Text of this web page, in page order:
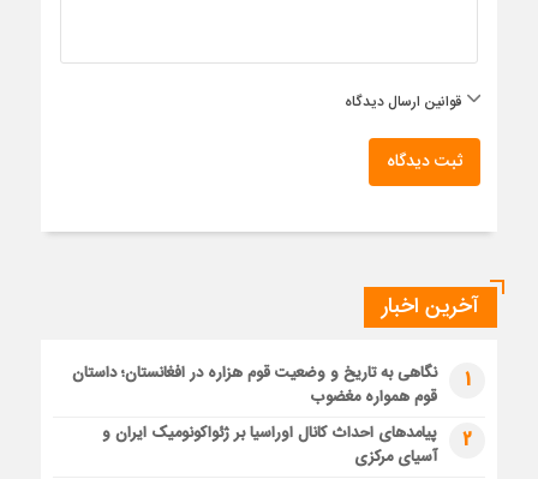
قوانین ارسال دیدگاه
ثبت دیدگاه
آخرین اخبار
1
نگاهی به تاریخ و وضعیت قوم هزاره در افغانستان؛ داستان
قوم همواره مغضوب
2
پیامدهای احداث کانال اوراسیا بر ژئواکونومیک ایران و
آسیای مرکزی